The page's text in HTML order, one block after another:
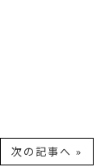
次の記事へ »